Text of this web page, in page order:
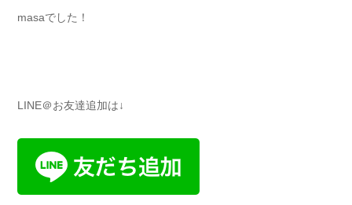
masaでした！
LINE＠お友達追加は↓